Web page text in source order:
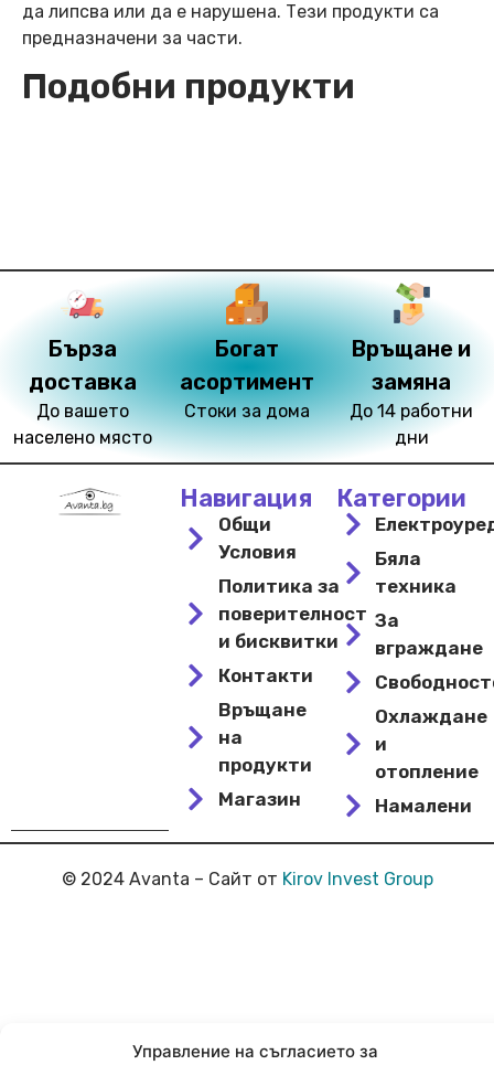
Управление на съгласието за
да липсва или да е нарушена. Тези продукти са
предназначени за части.
Подобни продукти
Бърза
доставка
До вашето
населено място
Богат
асортимент
Стоки за дома
Връщане и
замяна
До 14 работни
дни
Навигация
Общи
Условия
Политика за
поверителност
и бисквитки
Контакти
Връщане
на
продукти
Магазин
Категории
Бяла
техника
За
вграждане
Охлаждане
и
отопление
Намалени
© 2024 Avanta – Сайт от Kirov Invest Group